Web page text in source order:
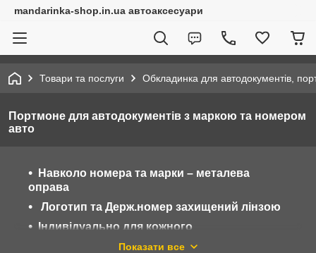
mandarinka-shop.in.ua автоаксесуари
Товари та послуги Обкладинка для автодокументів,
Портмоне для автодокументів з маркою та номером
авто
Навколо номера та марки – металева
оправа
Логотип та Держ.номер захищений лінзою
Індивідуально для кожного
Власна марка номер авто, ім'я.
Показати все